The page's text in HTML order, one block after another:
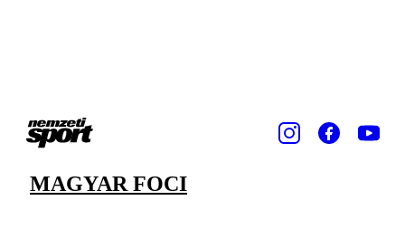
MAGYAR FOCI